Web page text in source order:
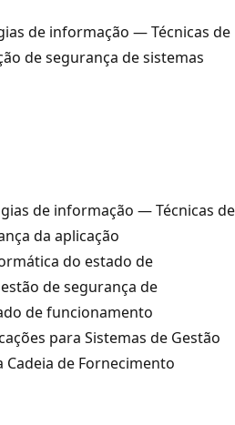
de informação — Técnicas de
de segurança de sistemas
de informação — Técnicas de
da aplicação
do estado de
de segurança de
de funcionamento
para Sistemas de Gestão
Cadeia de Fornecimento